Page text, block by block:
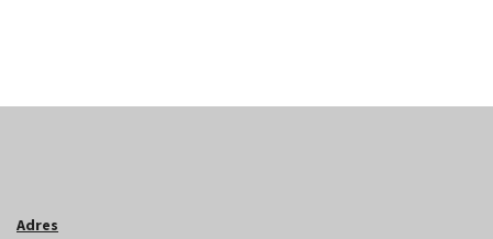
Adres